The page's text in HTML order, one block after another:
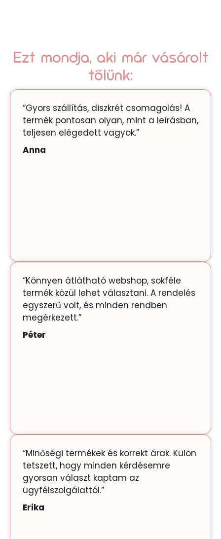
Ezt mondja, aki már vásárolt
tőlünk:
“Gyors szállítás, diszkrét csomagolás! A
termék pontosan olyan, mint a leírásban,
teljesen elégedett vagyok.”
Anna
“Könnyen átlátható webshop, sokféle
termék közül lehet választani. A rendelés
egyszerű volt, és minden rendben
megérkezett.”
Péter
“Minőségi termékek és korrekt árak. Külön
tetszett, hogy minden kérdésemre
gyorsan választ kaptam az
ügyfélszolgálattól.”
Erika